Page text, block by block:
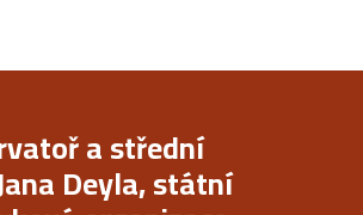
a střední
Deyla, státní